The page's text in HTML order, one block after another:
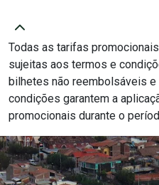
Todas as tarifas
sujeitas aos termos e
bilhetes não reembolsáveis e
condições garantem a
promocionais durante o